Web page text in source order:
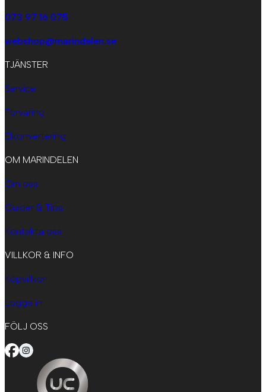
073 97 16 075
webshop@marindelen.se
TJÄNSTER
Service
Förvaring
Elkonvertering
OM MARINDELEN
Om oss
Guider & Tips
Kontakta oss
VILLKOR & INFO
Köpvillkor
Logga in
FÖLJ OSS